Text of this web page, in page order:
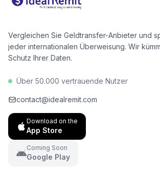
Euro pro Jahr zu sparen.
Vergleichen Sie Geldtransfer-Anbieter und
jeder internationalen Überweisung. Wir
Schutz Ihrer Daten.
Über 50.000 vertrauende Nutzer
contact@idealremit.com
Download on the
App Store
Coming Soon
Google Play